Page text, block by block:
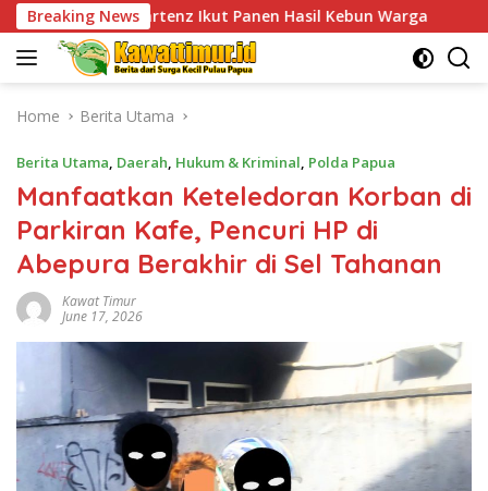
Skip
to
content
Breaking News
Ikut Panen Hasil Kebun Warga TPNPB Kodap
Home Berita Utama
Berita Utama, Daerah, Hukum & Kriminal, Polda Papua
Manfaatkan Keteledoran Korban di
Parkiran Kafe, Pencuri HP di
Abepura Berakhir di Sel Tahanan
Kawat Timur
June 17, 2026